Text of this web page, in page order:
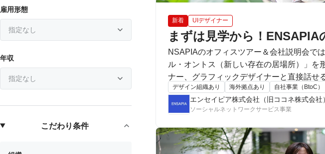
雇用形態
指定なし 
年収
指定なし 
こだわり条件 
新着 UIデザイナー
まずは見学から！
NSAPIAのオフィスツアー＆会社説明会で
ル・オントス（新しい存在の居場所）」を形にするプロ
ナー、グラフィックデザイナーと直接話せ
選考要素はありません。ぜひ気軽に遊びに
デザイン組織あり 海外拠点あり 自社事業（BtoC）
エンセイピア株式会社（旧ココネ株式会社）
ソーシャルネットワークサービス事業